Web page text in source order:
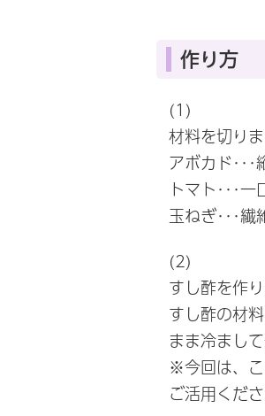
作り方
(1)
材料を切りま
アボカド･･･
トマト･･･一
玉ねぎ･･･繊
(2)
すし酢を作り
すし酢の材
まま冷まし
※今回は、こ
ご活用くださ